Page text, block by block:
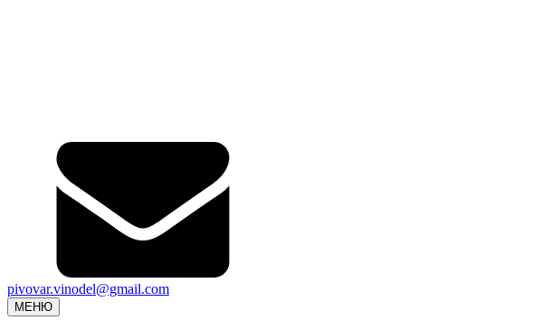
pivovar.vinodel@gmail.com
МЕНЮ